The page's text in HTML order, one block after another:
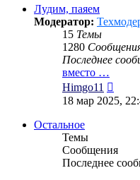
Лудим, паяем
Модератор:
15 Темы
1280
Последнее
вместо …
Himgo11
к
18 мар 2025,
Остальное
Темы
Сообщения
Последнее